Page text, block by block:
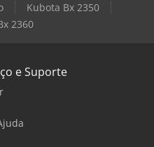
Kubota Bx 2350
2360
e Suporte